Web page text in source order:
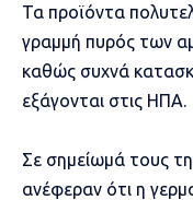
Τα προϊόντα
γραμμή πυρός των
καθώς συχνά
εξάγονται στις ΗΠΑ.
Σε σημείωμά τους
ανέφεραν ότι η